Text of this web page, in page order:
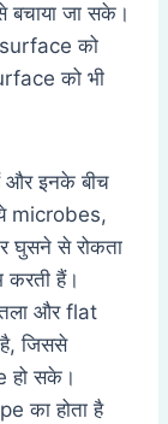
बचाया जा सके।
surface को
को भी
और इनके बीच
microbes,
से रोकता
हैं।
और flat
जिससे
हो सके।
का होता है